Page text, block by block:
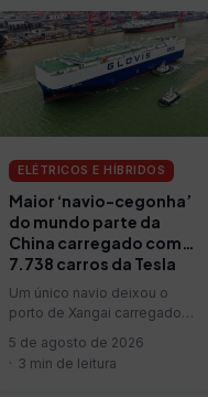
ELÉTRICOS E HÍBRIDOS
Maior ‘navio-cegonha’
do mundo parte da
China carregado com…
7.738 carros da Tesla
Um único navio deixou o
porto de Xangai carregado
elétricos — todos Tesla
Model 3…
5 de agosto de 2026
3 min de leitura